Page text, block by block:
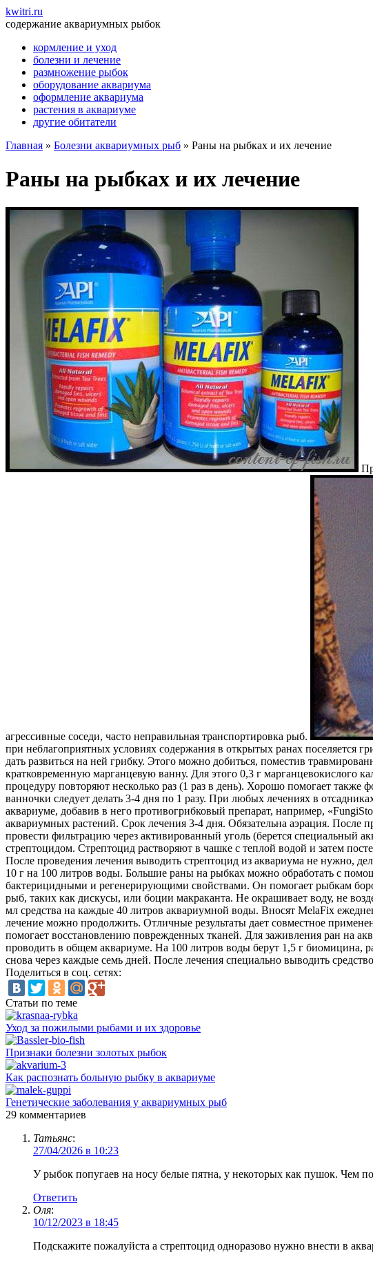
kwitri.ru
содержание аквариумных рыбок
кормление и уход
болезни и лечение
размножение рыбок
оборудование аквариума
оформление аквариума
растения в аквариуме
другие обитатели
Главная » Болезни аквариумных рыб » Раны на рыбках и их лечение
Раны на рыбках и их лечение
агрессивные соседи, часто неправильная транспортировка рыб.
при неблагоприятных условиях содержания в открытых ранах поселяется
дать развиться на ней грибку. Этого можно добиться, поместив
кратковременную марганцевую ванну. Для этого 0,3 г марганцевокислого
процедуру повторяют несколько раз (1 раз в день). Хорошо помогает
ванночки следует делать 3-4 дня по 1 разу. При любых лечениях в
аквариуме, добавив в него противогрибковый препарат, например,
аквариумных растений. Срок лечения 3-4 дня. Обязательна аэрация. После
провести фильтрацию через активированный уголь (берется специальный
стрептоцидом. Стрептоцид раcтворяют в чашке с теплой водой и затем
После проведения лечения выводить стрептоцид из аквариума не нужно,
10 г на 100 литров воды. Большие раны на рыбках можно обработать с
бактерицидными и регенерирующими свойствами. Он помогает рыбкам
рыб, таких как дискусы, или боции макраканта. Не окрашивает воду, не
мл средства на каждые 40 литров аквариумной воды. Вносят MelaFix
лечение можно продолжить. Отличные результаты дает совместное
помогает восстановлению поврежденных тканей. Для заживления ран на
проводить в общем аквариуме. На 100 литров воды берут 1,5 г биомицина,
снова через каждые семь дней. После лечения специально выводить
Поделиться в соц. сетях:
Статьи по теме
Уход за пожилыми рыбами и их здоровье
Признаки болезни золотых рыбок
Как распознать больную рыбку в аквариуме
Генетические заболевания у аквариумных рыб
29 комментариев
Татьянс:
27/04/2026 в 10:23
У рыбок попугаев на носу белые пятна, у некоторых как пушок. Чем
Ответить
Оля:
10/12/2023 в 18:45
Подскажите пожалуйста а стрептоцид одноразово нужно внести в